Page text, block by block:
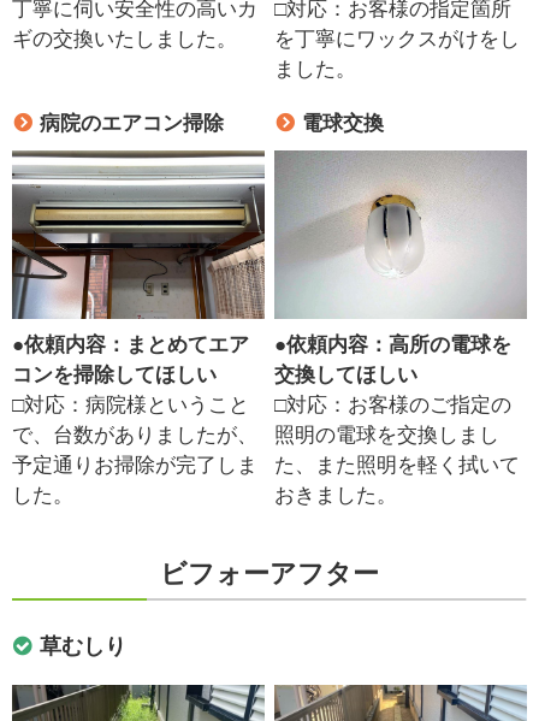
丁寧に伺い安全性の高いカ
ギの交換いたしました。
□対応：お客様の指定箇所
を丁寧にワックスがけをし
ました。
病院のエアコン掃除
●依頼内容：まとめてエア
コンを掃除してほしい
□対応：病院様ということ
で、台数がありましたが、
予定通りお掃除が完了しま
した。
電球交換
●依頼内容：高所の電球を
交換してほしい
□対応：お客様のご指定の
照明の電球を交換しまし
た、また照明を軽く拭いて
おきました。
ビフォーアフター
草むしり